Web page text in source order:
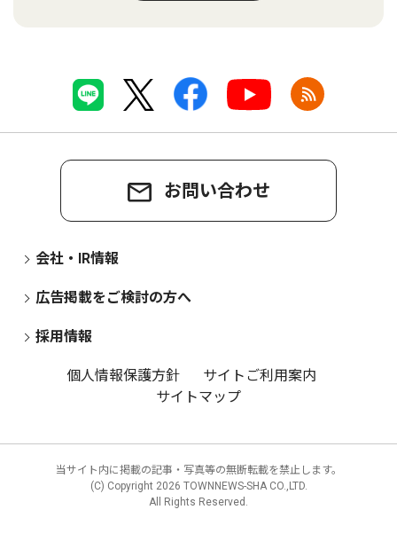
お問い合わせ
会社・IR情報
広告掲載をご検討の方へ
採用情報
個人情報保護方針
サイトご利用案内
サイトマップ
当サイト内に掲載の記事・写真等の無断転載を禁止します。
(C) Copyright 2026 TOWNNEWS-SHA CO.,LTD.
All Rights Reserved.